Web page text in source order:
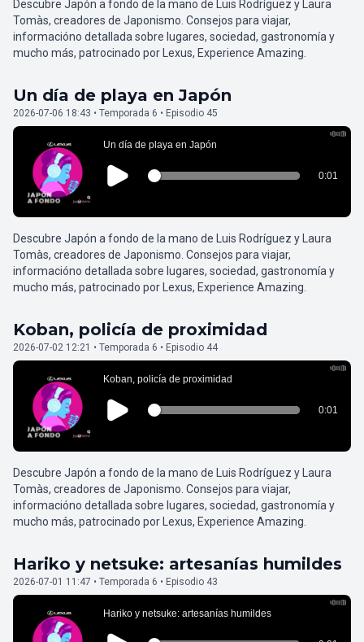
Descubre Japón a fondo de la mano de Luis Rodríguez y Laura
Tomàs, creadores de Japonismo. Consejos para viajar,
informacióno detallada sobre lugares, sociedad, gastronomía y
mucho más, patrocinado por Lexus, Experience Amazing.
Un día de playa en Japón
2026-07-06 18:43 • Temporada 6 • Episodio 45
Descubre Japón a fondo de la mano de Luis Rodríguez y Laura
Tomàs, creadores de Japonismo. Consejos para viajar,
informacióno detallada sobre lugares, sociedad, gastronomía y
mucho más, patrocinado por Lexus, Experience Amazing.
Koban, policía de proximidad
2026-07-02 12:21 • Temporada 6 • Episodio 44
Descubre Japón a fondo de la mano de Luis Rodríguez y Laura
Tomàs, creadores de Japonismo. Consejos para viajar,
informacióno detallada sobre lugares, sociedad, gastronomía y
mucho más, patrocinado por Lexus, Experience Amazing.
Hariko y netsuke: artesanías humildes
2026-07-01 11:47 • Temporada 6 • Episodio 43